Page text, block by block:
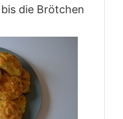
die Brötchen